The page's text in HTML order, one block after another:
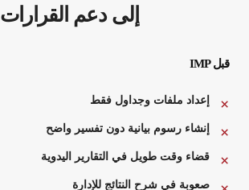
إلى دعم القرارات
قبل IMP
إعداد ملفات وجداول فقط
إنشاء رسوم بيانية دون تفسير واضح
قضاء وقت طويل في التقارير اليدوية
صعوبة في شرح النتائج للإدارة